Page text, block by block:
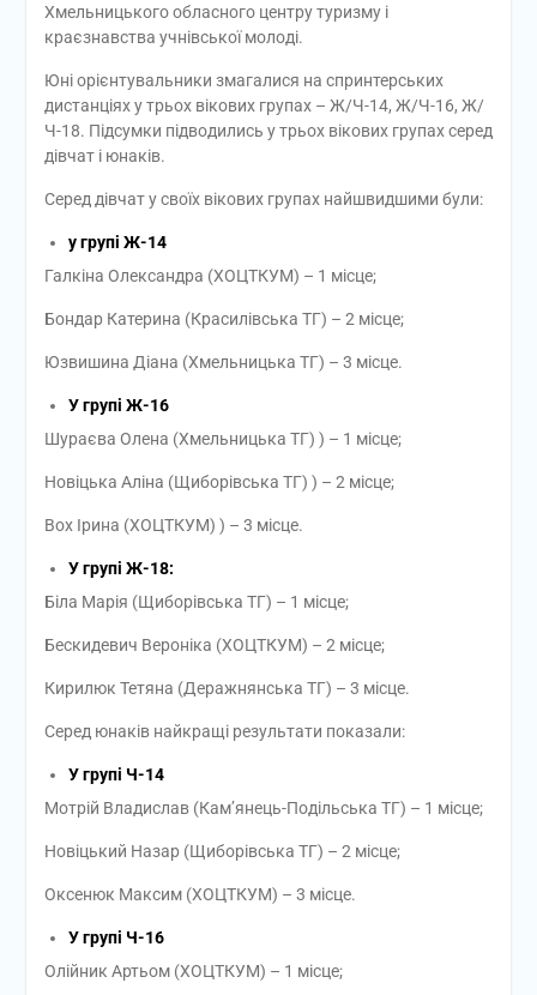
Хмельницького обласного центру туризму і
краєзнавства учнівської молоді.
Юні орієнтувальники змагалися на спринтерських
дистанціях у трьох вікових групах – Ж/Ч-14, Ж/Ч-16, Ж/
Ч-18. Підсумки підводились у трьох вікових групах серед
дівчат і юнаків.
Серед дівчат у своїх вікових групах найшвидшими були:
у групі Ж-14
Галкіна Олександра (ХОЦТКУМ) – 1 місце;
Бондар Катерина (Красилівська ТГ) – 2 місце;
Юзвишина Діана (Хмельницька ТГ) – 3 місце.
У групі Ж-16
Шураєва Олена (Хмельницька ТГ) ) – 1 місце;
Новіцька Аліна (Щиборівська ТГ) ) – 2 місце;
Вох Ірина (ХОЦТКУМ) ) – 3 місце.
У групі Ж-18:
Біла Марія (Щиборівська ТГ) – 1 місце;
Бескидевич Вероніка (ХОЦТКУМ) – 2 місце;
Кирилюк Тетяна (Деражнянська ТГ) – 3 місце.
Серед юнаків найкращі результати показали:
У групі Ч-14
Мотрій Владислав (Кам’янець-Подільська ТГ) – 1 місце;
Новіцький Назар (Щиборівська ТГ) – 2 місце;
Оксенюк Максим (ХОЦТКУМ) – 3 місце.
У групі Ч-16
Олійник Артьом (ХОЦТКУМ) – 1 місце;